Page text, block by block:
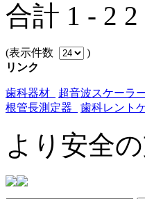
合計 1 - 2
(表示件数
)
リンク
歯科器材 超音波スケーラ
根管長測定器
歯科レント
より安全